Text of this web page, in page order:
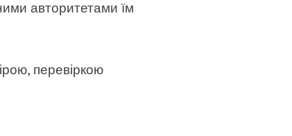
авторитетами їм
перевіркою